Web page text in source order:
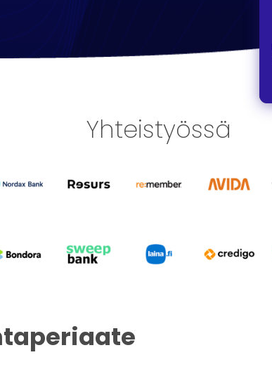
Yhteistyössä